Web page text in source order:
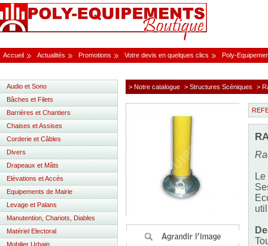
Accueil Actualités Promotions Votre devis en quelques clics Poly-
> Notre catalogue > Structures Scéniques >
Audio et Sono
Bâches et Filets
Barrières et Chantiers
Chaises et Assises
Corderie et Câbles
Divers
Drapeaux et Mâts
Elévations et Accès
Equipements de Mairie
Levage et Palans
Manutention, Chariots, Diables
Matériel Electoral
Mobilier Urbain